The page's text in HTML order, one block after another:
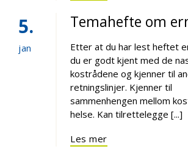
5
jan
Temahefte om
Etter at du har lest heftet
du er godt kjent med de
kostrådene og kjenner til
retningslinjer. Kjenner til
sammenhengen mellom
helse. Kan tilrettelegge [...]
Les mer